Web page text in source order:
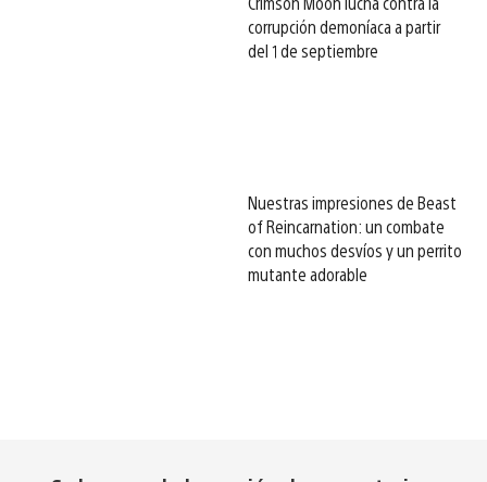
corrupción demoníaca a partir
del 1 de septiembre
Nuestras impresiones de Beast
of Reincarnation: un combate
con muchos desvíos y un perrito
mutante adorable